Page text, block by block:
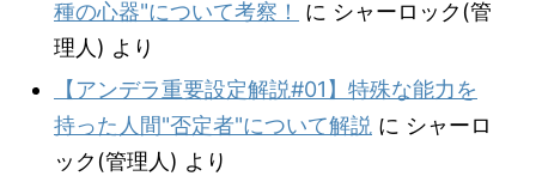
種の心器"について考察！ に シャーロック(管
理人) より
【アンデラ重要設定解説#01】特殊な能力を
持った人間"否定者"について解説 に シャーロ
ック(管理人) より